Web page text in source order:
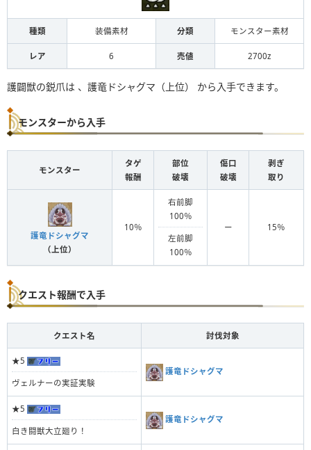
種類 装備素材 分類 モンスター素材
レア 6 売値 2700z
護闢獣の鋭爪は 、護竜ドシャグマ（上位） から入手できます。
モンスターから入手
モンスター
タゲ
報酬
部位
破壊
傷口
破壊
剥ぎ
取り
護竜ドシャグマ
（上位）
10％
右前脚
100％
左前脚
100％
ー 15％
クエスト報酬で入手
クエスト名 討伐対象
★5
ヴェルナーの実証実験
護竜ドシャグマ
★5
白き闘獣大立廻り！
護竜ドシャグマ